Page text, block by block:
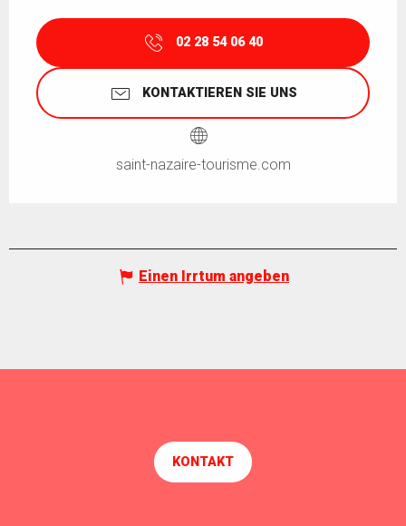
02 28 54 06 40
KONTAKTIEREN SIE UNS
saint-nazaire-tourisme.com
Einen Irrtum angeben
KONTAKT